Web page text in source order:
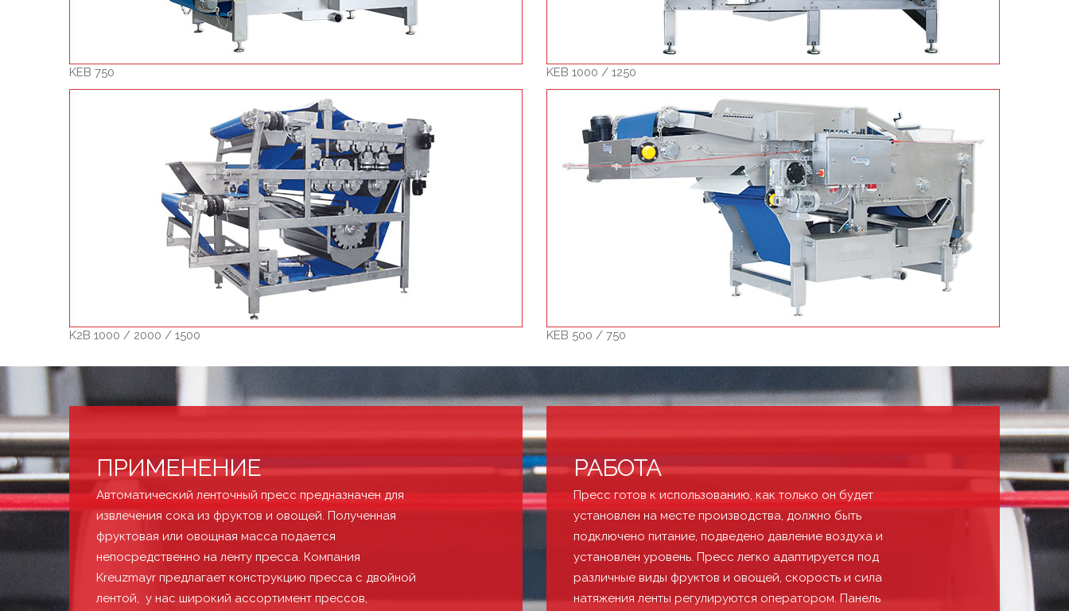
KEB 750
K2B 1000 / 2000 / 1500
KEB 1000 / 1250
KEB 500 / 750
ПРИМЕНЕНИЕ
Автоматический ленточный пресс предназначен для
извлечения сока из фруктов и овощей. Полученная
фруктовая или овощная масса подается
непосредственно на ленту пресса. Компания
Kreuzmayr предлагает конструкцию пресса с двойной
лентой, у нас широкий ассортимент прессов,
РАБОТА
Пресс готов к использованию, как только он будет
установлен на месте производства, должно быть
подключено питание, подведено давление воздуха и
установлен уровень. Пресс легко адаптируется под
различные виды фруктов и овощей, скорость и сила
натяжения ленты регулируются оператором. Панель